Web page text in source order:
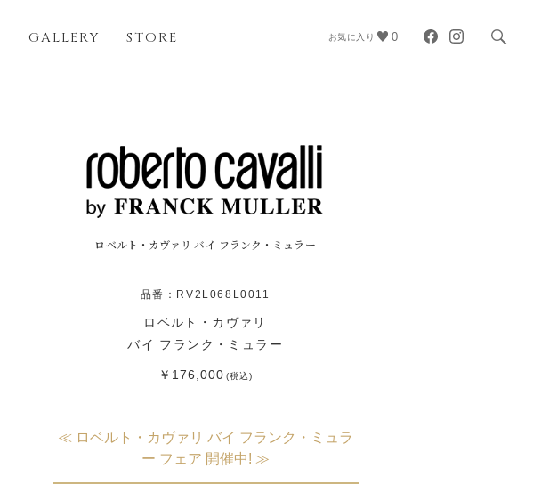
GALLERY STORE お気に入り 0
ロベルト・カヴァリ バイ フランク・ミュラー
品番：RV2L068L0011
ロベルト・カヴァリ
バイ フランク・ミュラー
￥176,000(税込)
≪ ロベルト・カヴァリ バイ フランク・ミュラ
ー フェア 開催中! ≫